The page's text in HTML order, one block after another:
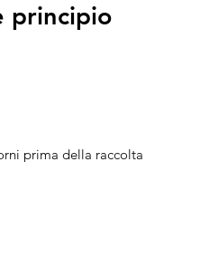
prima della raccolta
Concentrazione principio
Concentrazione principio